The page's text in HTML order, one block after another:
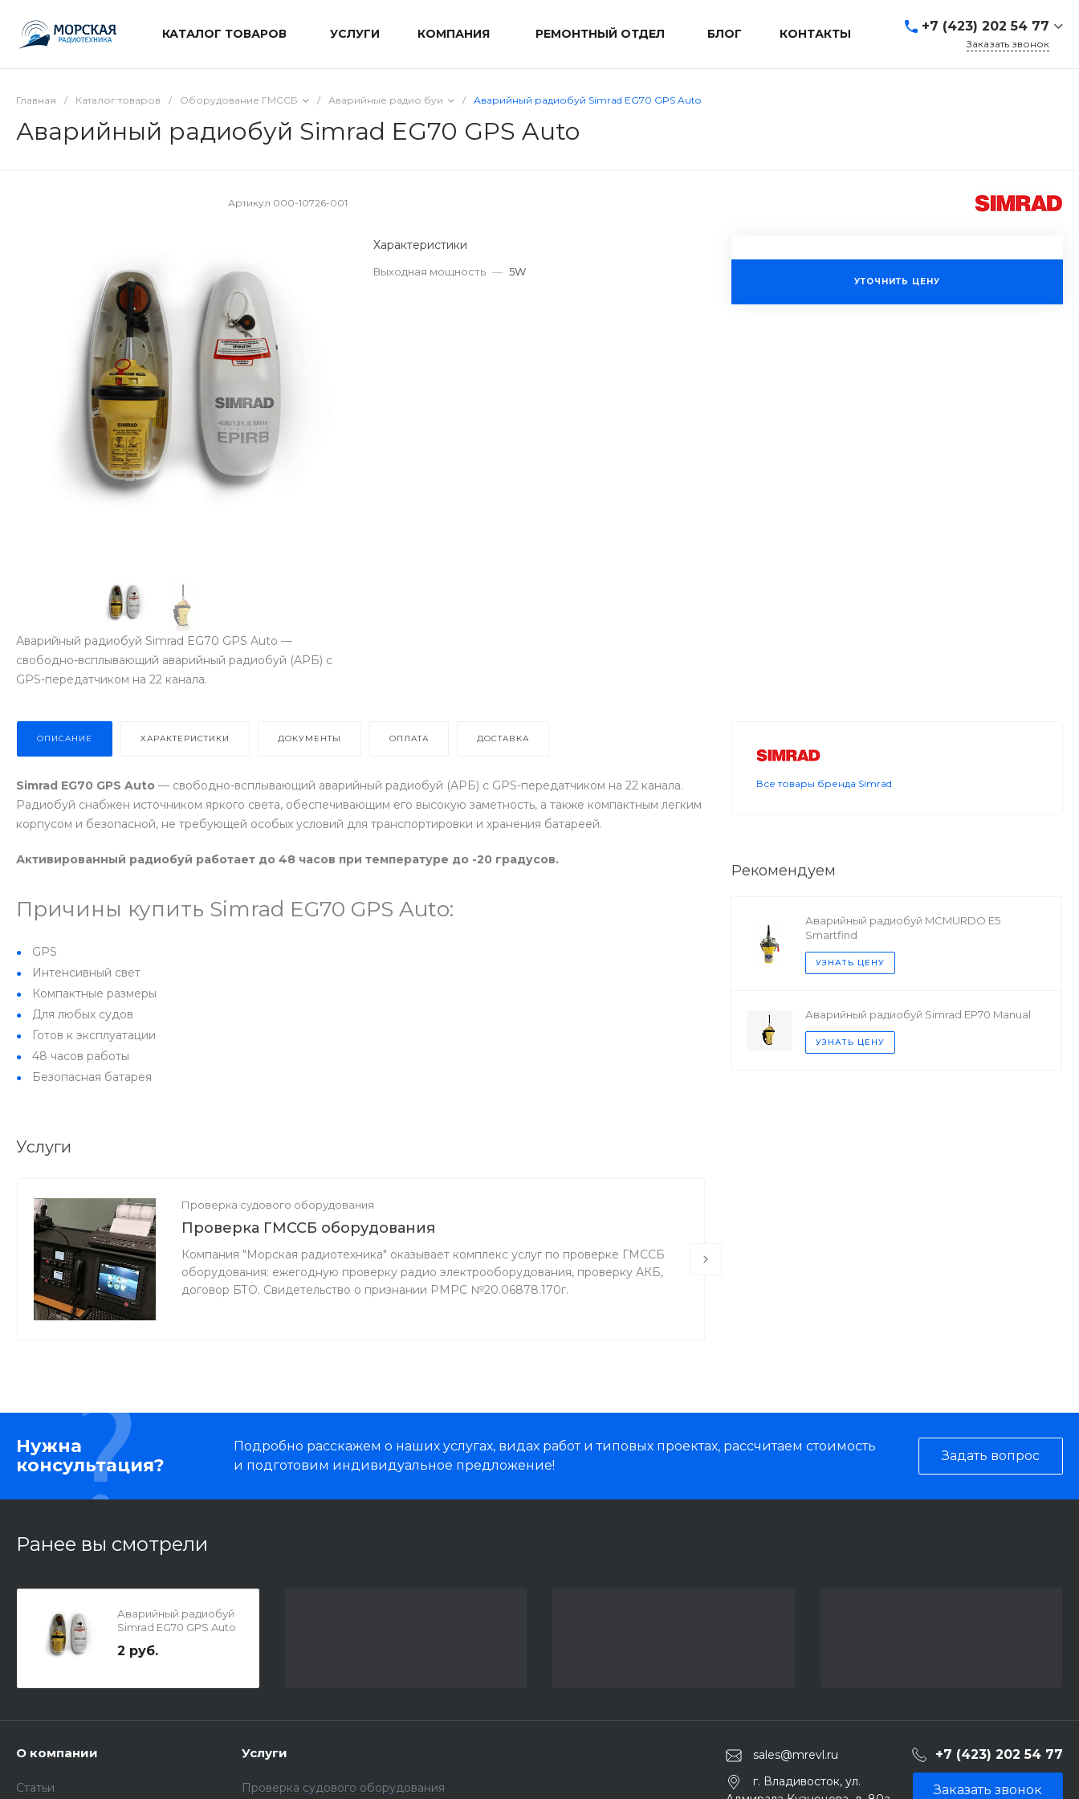
КАТАЛОГ ТОВАРОВ УСЛУГИ КОМПАНИЯ РЕМОНТНЫЙ ОТДЕЛ БЛОГ КОНТАКТЫ +7 (423) 202 54 77
Заказать звонок
Главная / Каталог товаров / Оборудование ГМССБ / Аварийные радио буи / Аварийный радиобуй Simrad EG70 GPS Auto
Аварийный радиобуй Simrad EG70 GPS Auto
Артикул 000-10726-001
Аварийный радиобуй Simrad EG70 GPS Auto —
свободно-всплывающий аварийный радиобуй (АРБ) с
GPS-передатчиком на 22 канала.
Характеристики
Выходная мощность — 5W
УТОЧНИТЬ ЦЕНУ
ОПИСАНИЕ ХАРАКТЕРИСТИКИ ДОКУМЕНТЫ ОПЛАТА ДОСТАВКА
Simrad EG70 GPS Auto — свободно-всплывающий аварийный радиобуй (АРБ) с GPS-передатчиком на 22 канала.
Радиобуй снабжен источником яркого света, обеспечивающим его высокую заметность, а также компактным легким
корпусом и безопасной, не требующей особых условий для транспортировки и хранения батареей.
Активированный радиобуй работает до 48 часов при температуре до -20 градусов.
Причины купить Simrad EG70 GPS Auto:
GPS
Интенсивный свет
Компактные размеры
Для любых судов
Готов к эксплуатации
48 часов работы
Безопасная батарея
Услуги
Проверка судового оборудования
Проверка ГМССБ оборудования
Компания "Морская радиотехника" оказывает комплекс услуг по проверке ГМССБ
оборудования: ежегодную проверку радио электрооборудования, проверку АКБ,
договор БТО. Свидетельство о признании РМРС №20.06878.170г.
Все товары бренда Simrad
Рекомендуем
Аварийный радиобуй MCMURDO E5
Smartfind
УЗНАТЬ ЦЕНУ
Аварийный радиобуй Simrad EP70 Manual
УЗНАТЬ ЦЕНУ
Нужна
консультация?
Подробно расскажем о наших услугах, видах работ и типовых проектах, рассчитаем стоимость
и подготовим индивидуальное предложение!
Задать вопрос
Ранее вы смотрели
Аварийный радиобуй
Simrad EG70 GPS Auto
2 руб.
О компании
Статьи
Услуги
Проверка судового оборудования
sales@mrevl.ru +7 (423) 202 54 77
г. Владивосток, ул.
Заказать звонок